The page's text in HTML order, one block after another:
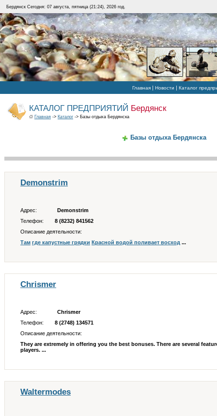
Бердянск Сегодня: 07 августа, пятница (21:24), 2026 год.
Главная | Новости | Каталог
КАТАЛОГ ПРЕДПРИЯТИЙ Бердянск
Главная -> Каталог -> Базы отдыха Бердянска
Базы отдыха Бердянска
Demonstrim
Адрес:
Demonstrim
Телефон:
8 (8232) 841562
Описание деятельности:
Там где капустные грядки Красной водой поливает восход ...
Chrismer
Адрес:
Chrismer
Телефон:
8 (2748) 134571
Описание деятельности:
They are extremely in offering you the best bonuses. There are several
players. ...
Waltermodes